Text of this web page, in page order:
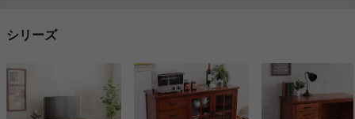
シリーズ